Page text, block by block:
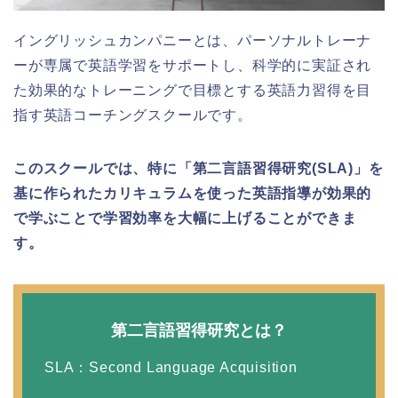
イングリッシュカンパニーとは、パーソナルトレーナ
ーが専属で英語学習をサポートし、科学的に実証され
た効果的なトレーニングで目標とする英語力習得を目
指す英語コーチングスクールです。
このスクールでは、特に「第二言語習得研究(SLA)」を
基に作られたカリキュラムを使った英語指導が効果的
で学ぶことで学習効率を大幅に上げることができま
す。
第二言語習得研究とは？
SLA：Second Language Acquisition